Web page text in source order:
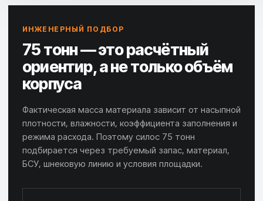
ИНЖЕНЕРНЫЙ ПОДБОР
75 тонн — это расчётный
ориентир, а не только объём
корпуса
Фактическая масса материала зависит от насыпной
плотности, влажности, коэффициента заполнения и
режима расхода. Поэтому силос 75 тонн
подбирается через требуемый запас, материал,
БСУ, шнековую линию и условия площадки.